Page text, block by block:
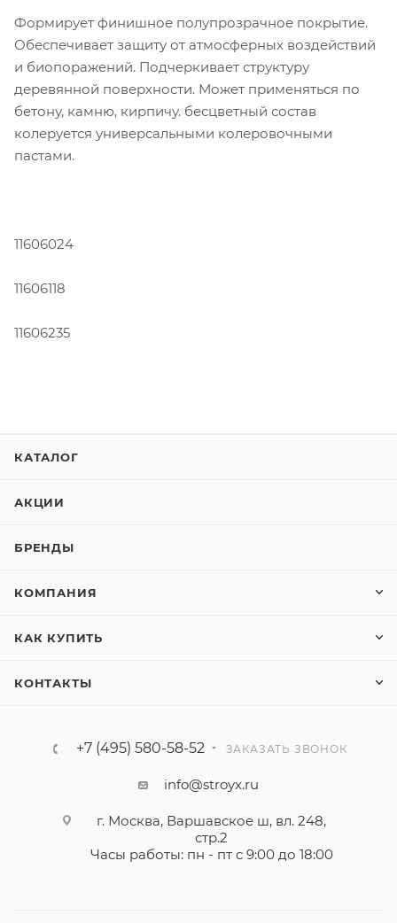
Формирует финишное полупрозрачное покрытие.
Обеспечивает защиту от атмосферных воздействий
и биопоражений. Подчеркивает структуру
деревянной поверхности. Может применяться по
бетону, камню, кирпичу. бесцветный состав
колеруется универсальными колеровочными
пастами.
11606024
11606118
11606235
КАТАЛОГ
АКЦИИ
БРЕНДЫ
КОМПАНИЯ
КАК КУПИТЬ
КОНТАКТЫ
+7 (495) 580-58-52 ЗАКАЗАТЬ ЗВОНОК
info@stroyx.ru
г. Москва, Варшавское ш, вл. 248,
стр.2
Часы работы: пн - пт с 9:00 до 18:00